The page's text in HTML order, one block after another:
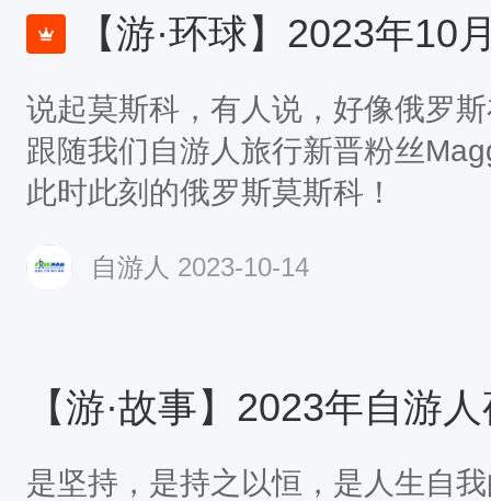
【游·环球】2023年10月12-19日
说起莫斯科，有人说，好像俄罗
跟随我们自游人旅行新晋粉丝
此时此刻的俄罗斯莫斯科！
自游人 2023-10-14
是坚持，是持之以恒，是人生自